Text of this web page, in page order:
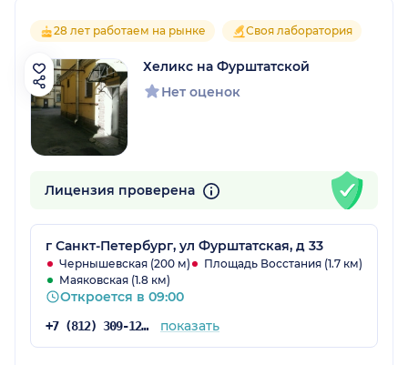
28 лет работаем на рынке Своя лаборатория
Хеликс на Фурштатской
Нет оценок
Лицензия проверена
г Санкт-Петербург, ул Фурштатская, д 33
Чернышевская (200 м)
Площадь Восстания (1.7 км)
Маяковская (1.8 км)
Откроется в 09:00
+7 (812) 309-12-21 показать